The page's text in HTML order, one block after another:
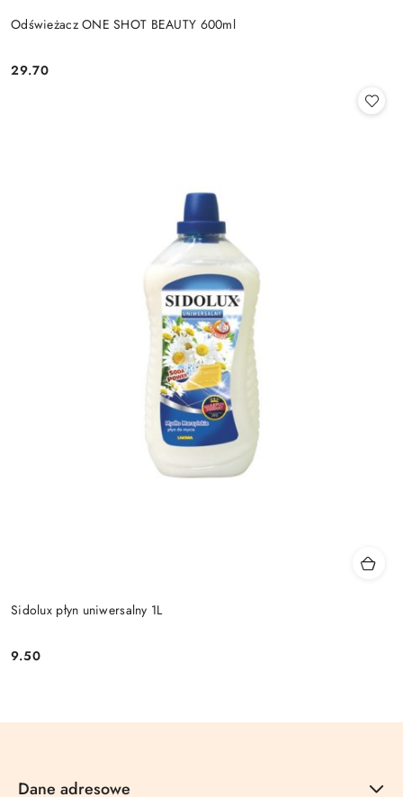
Odświeżacz ONE SHOT BEAUTY 600ml
Cena:
29.70
Sidolux płyn uniwersalny 1L
Cena:
9.50
Dane adresowe